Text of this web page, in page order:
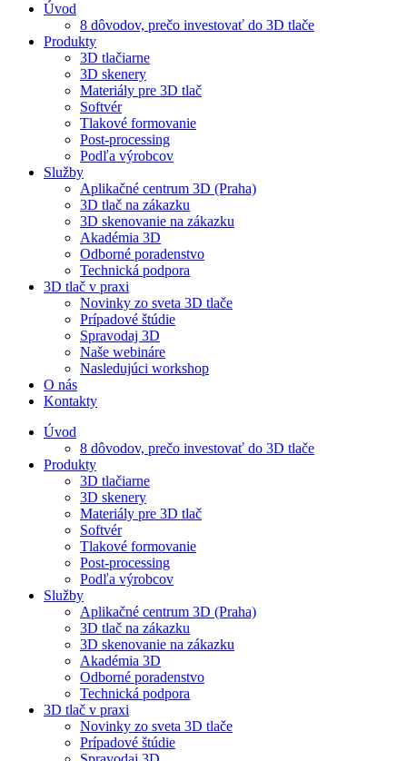
Úvod
8 dôvodov, prečo investovať do 3D tlače
Produkty
3D tlačiarne
3D skenery
Materiály pre 3D tlač
Softvér
Tlakové formovanie
Post-processing
Podľa výrobcov
Služby
Aplikačné centrum 3D (Praha)
3D tlač na zákazku
3D skenovanie na zákazku
Akadémia 3D
Odborné poradenstvo
Technická podpora
3D tlač v praxi
Novinky zo sveta 3D tlače
Prípadové štúdie
Spravodaj 3D
Naše webináre
Nasledujúci workshop
O nás
Kontakty
Úvod
8 dôvodov, prečo investovať do 3D tlače
Produkty
3D tlačiarne
3D skenery
Materiály pre 3D tlač
Softvér
Tlakové formovanie
Post-processing
Podľa výrobcov
Služby
Aplikačné centrum 3D (Praha)
3D tlač na zákazku
3D skenovanie na zákazku
Akadémia 3D
Odborné poradenstvo
Technická podpora
3D tlač v praxi
Novinky zo sveta 3D tlače
Prípadové štúdie